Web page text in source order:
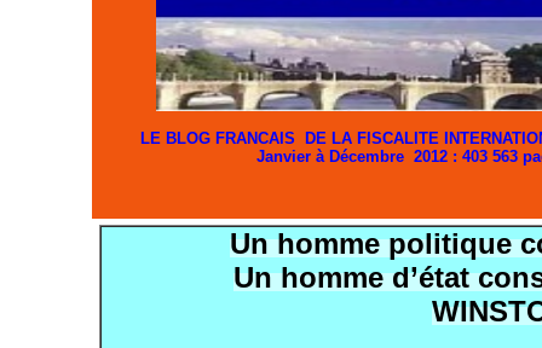
LE BLOG FRANCAIS DE LA
Janvier à Décembre 2012 : 403 563
Un homme politique
Un homme d’état